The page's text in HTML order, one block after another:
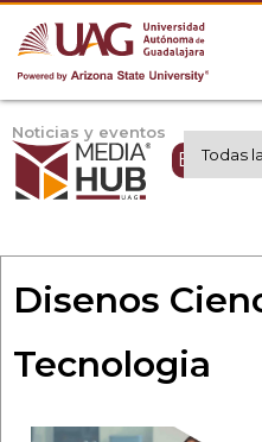
Noticias y eventos
Disenos
Tecnologia